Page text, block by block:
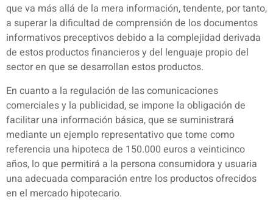
que va más allá de la mera información, tendente, por tanto,
a superar la dificultad de comprensión de los documentos
informativos preceptivos debido a la complejidad derivada
de estos productos financieros y del lenguaje propio del
sector en que se desarrollan estos productos.
En cuanto a la regulación de las comunicaciones
comerciales y la publicidad, se impone la obligación de
facilitar una información básica, que se suministrará
mediante un ejemplo representativo que tome como
referencia una hipoteca de 150.000 euros a veinticinco
años, lo que permitirá a la persona consumidora y usuaria
una adecuada comparación entre los productos ofrecidos
en el mercado hipotecario.